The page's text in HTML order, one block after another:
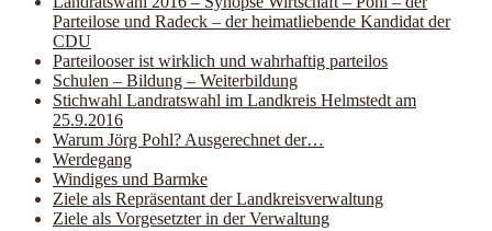
Parteilose und Radeck – der heimatliebende Kandidat der
CDU
Parteilooser ist wirklich und wahrhaftig parteilos
Schulen – Bildung – Weiterbildung
Stichwahl Landratswahl im Landkreis Helmstedt am
25.9.2016
Warum Jörg Pohl? Ausgerechnet der…
Werdegang
Windiges und Barmke
Ziele als Repräsentant der Landkreisverwaltung
Ziele als Vorgesetzter in der Verwaltung